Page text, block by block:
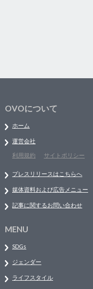
OVOについて
ホーム
運営会社
利用規約
サイトポリシー
プレスリリースはこちらへ
媒体資料および広告メニュー
記事に関するお問い合わせ
MENU
SDGs
ジェンダー
ライフスタイル